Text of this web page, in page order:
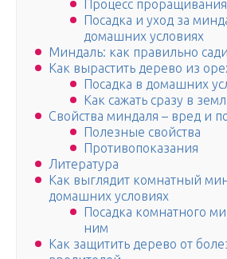
Процесс
Посадка и уход за
домашних условиях
Миндаль: как правильно
Как вырастить дерево из
Посадка в домашних
Как сажать сразу в
Свойства миндаля – вред и
Полезные свойства
Противопоказания
Литература
Как выглядит комнатный
домашних условиях
Посадка комнатного
ним
Как защитить дерево от